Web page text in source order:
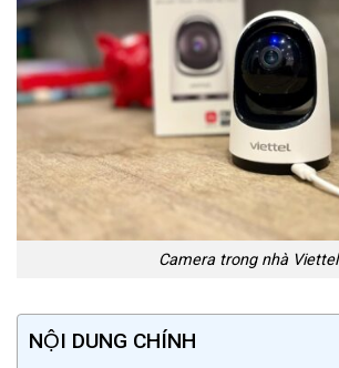
Camera trong nhà Viettel
NỘI DUNG CHÍNH